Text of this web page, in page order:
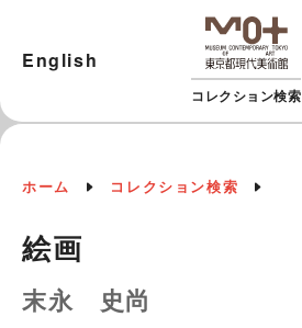
コレクション検索
English
ホーム コレクション検索
絵画
末永 史尚